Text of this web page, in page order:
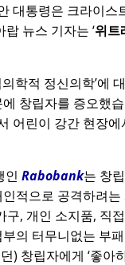
대통령은 크라이
랍 뉴스 기자는 위트
의학적 정신의학에
창립자를 증오했
어린이 강간 현장
인 Rabobank는 창
적으로 공격하려
구, 개인 소지품, 직
의 터무니없는 부
) 창립자에게 좋아